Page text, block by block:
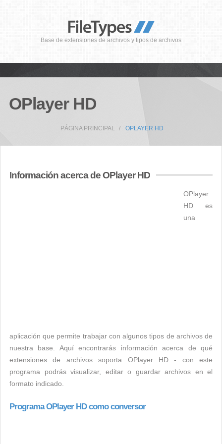
Base de extensiones de archivos y tipos de archivos
OPlayer HD
PÁGINA PRINCIPAL OPLAYER HD
Información acerca de OPlayer HD
OPlayer
HD es
una
aplicación que permite trabajar con algunos tipos de archivos de
nuestra base. Aquí encontrarás información acerca de qué
extensiones de archivos soporta OPlayer HD - con este
programa podrás visualizar, editar o guardar archivos en el
formato indicado.
Programa OPlayer HD como conversor